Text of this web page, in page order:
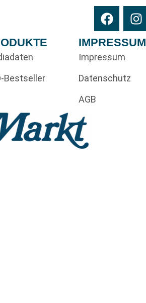
Bestseller
IMPRESSUM
Impressum
Datenschutz
AGB